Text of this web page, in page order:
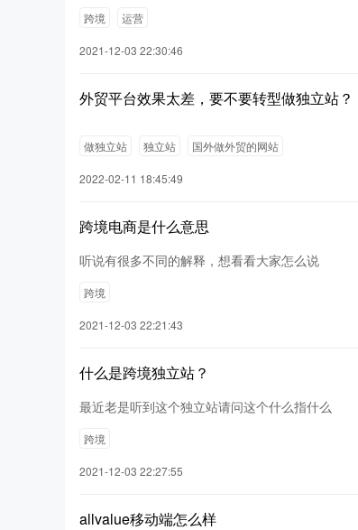
跨境 运营
2021-12-03 22:30:46
外贸平台效果太差，要不要转型做独立站？
做独立站 独立站 国外做外贸的网站
2022-02-11 18:45:49
跨境电商是什么意思
听说有很多不同的解释，想看看大家怎么说
跨境
2021-12-03 22:21:43
什么是跨境独立站？
最近老是听到这个独立站请问这个什么指什么
跨境
2021-12-03 22:27:55
allvalue移动端怎么样